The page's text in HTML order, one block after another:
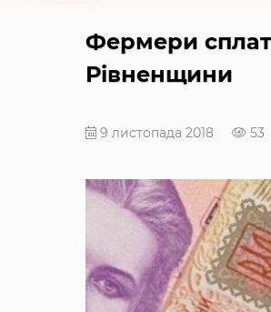
Фермери
Рівненщини
9 листопада 2018 53